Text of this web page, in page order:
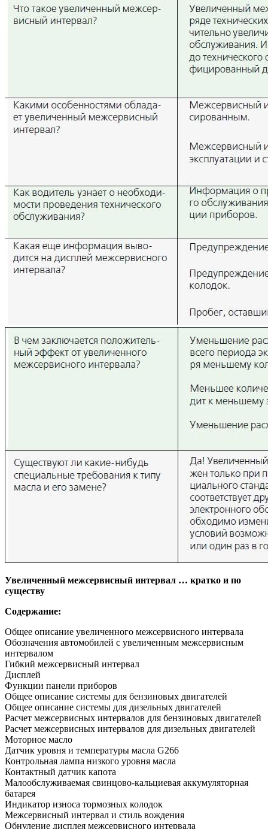
Увеличенный межсервисный интервал … кратко и по
существу
Cодержание:
Общее описание увеличенного межсервисного интервала
Обозначения автомобилей с увеличенным межсервисным
интервалом
Гибкий межсервисный интервал
Дисплей
Функции панели приборов
Общее описание системы для бензиновых двигателей
Общее описание системы для дизельных двигателей
Расчет межсервисных интервалов для бензиновых двигателей
Расчет межсервисных интервалов для дизельных двигателей
Моторное масло
Датчик уровня и температуры масла G266
Контрольная лампа низкого уровня масла
Контактный датчик капота
Малообслуживаемая свинцово-кальциевая аккумуляторная
батарея
Индикатор износа тормозных колодок
Межсервисный интервал и стиль вождения
Обнуление дисплея межсервисного интервала